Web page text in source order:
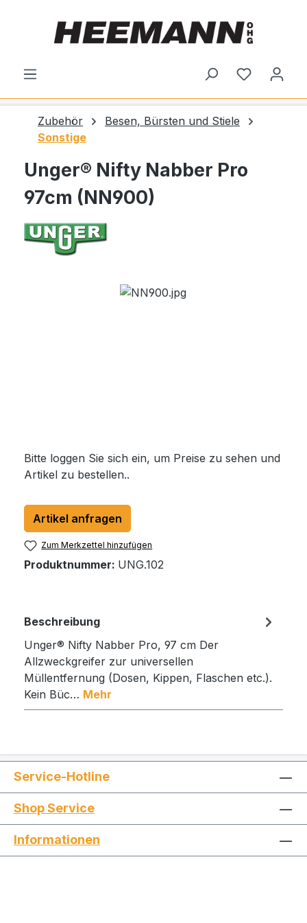
Du hast 0
Zubehör
Besen, Bürsten und Stiele
Sonstige
Unger® Nifty Nabber Pro
97cm (NN900)
Bildergalerie überspringen
Bitte loggen Sie sich ein, um Preise zu sehen und
Artikel zu bestellen..
Artikel anfragen
Zum Merkzettel hinzufügen
Produktnummer: UNG.102
Beschreibung
Unger® Nifty Nabber Pro, 97 cm Der
Allzweckgreifer zur universellen
Müllentfernung (Dosen, Kippen, Flaschen etc.).
Kein Büc… Mehr
Service-Hotline
Shop Service
Informationen